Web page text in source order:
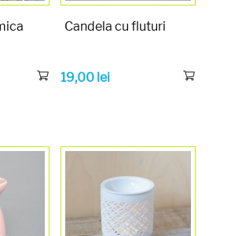
Candela cu fluturi
19,00 lei